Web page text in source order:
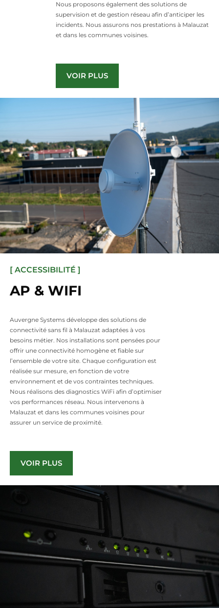
Nous proposons également des solutions de
supervision et de gestion réseau afin d’anticiper les
incidents. Nous assurons nos prestations à Malauzat
et dans les communes voisines.
VOIR PLUS
[ ACCESSIBILITÉ ]
AP & WIFI
Auvergne Systems développe des solutions de
connectivité sans fil à Malauzat adaptées à vos
besoins métier. Nos installations sont pensées pour
offrir une connectivité homogène et fiable sur
l’ensemble de votre site. Chaque configuration est
réalisée sur mesure, en fonction de votre
environnement et de vos contraintes techniques.
Nous réalisons des diagnostics WiFi afin d’optimiser
vos performances réseau. Nous intervenons à
Malauzat et dans les communes voisines pour
assurer un service de proximité.
VOIR PLUS